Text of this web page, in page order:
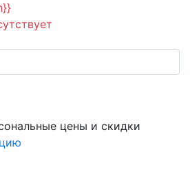
цены и скидки